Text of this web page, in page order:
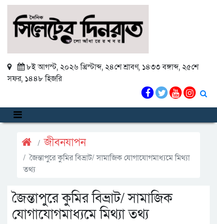
৮ই আগস্ট, ২০২৬ খ্রিস্টাব্দ, ২৪শে শ্রাবণ, ১৪৩৩ বঙ্গাব্দ, ২৫শে
সফর, ১৪৪৮ হিজরি
জীবনযাপন
জৈন্তাপুরে কুমির বিভ্রাট/ সামাজিক যোগাযোগমাধ্যমে মিথ্যা
তথ্য
জৈন্তাপুরে কুমির বিভ্রাট/ সামাজিক
যোগাযোগমাধ্যমে মিথ্যা তথ্য